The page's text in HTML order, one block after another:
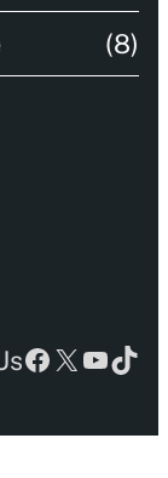
(8)
Facebook
X